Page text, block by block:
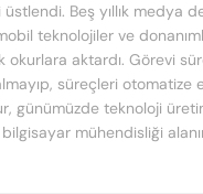
Beş yıllık medya
teknolojiler ve
okurlara aktardı. Görevi
süreçleri otomatize
günümüzde teknoloji
bilgisayar mühendisliği